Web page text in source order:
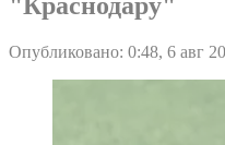
Опубликовано: 0:48, 6 авг